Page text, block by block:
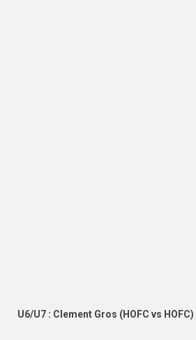
U6/U7 : Clement Gros (HOFC vs HOFC)